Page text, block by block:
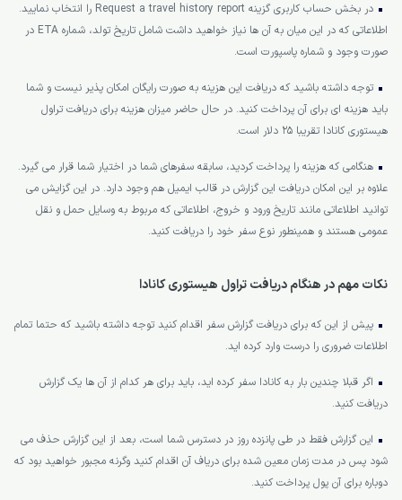
در بخش حساب کاربری گزینه Request a travel history report را انتخاب نمایید.
اطلاعاتی که در این میان به آن ها نیاز خواهید داشت شامل تاریخ تولد، شماره ETA در
صورت وجود و شماره پاسپورت است.
توجه داشته باشید که دریافت این هزینه به صورت رایگان امکان پذیر نیست و شما
باید هزینه ای برای آن پرداخت کنید. در حال حاضر میزان هزینه برای دریافت تراول
هیستوری کانادا تقریبا 25 دلار است.
هنگامی که هزینه را پرداخت کردید، سابقه سفرهای شما در اختیار شما قرار می گیرد.
علاوه بر این امکان دریافت این گزارش در قالب ایمیل هم وجود دارد. در این گزایش می
توانید اطلاعاتی مانند تاریخ ورود و خروج، اطلاعاتی که مربوط به وسایل حمل و نقل
عمومی هستند و همینطور نوع سفر خود را دریافت کنید.
نکات مهم در هنگام دریافت تراول هیستوری کانادا
پیش از این که برای دریافت گزارش سفر اقدام کنید توجه داشته باشید که حتما تمام
اطلاعات ضروری را درست وارد کرده اید.
اگر قبلا چندین بار به کانادا سفر کرده اید، باید برای هر کدام از آن ها یک گزارش
دریافت کنید.
این گزارش فقط در طی پانزده روز در دسترس شما است، بعد از این گزارش حذف می
شود پس در مدت زمان معین شده برای دریاف آن اقدام کنید وگرنه مجبور خواهید بود که
دوباره برای آن پول پرداخت کنید.